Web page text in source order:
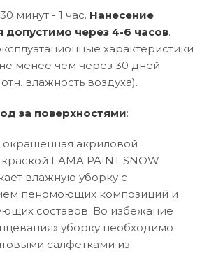
минут - 1 час. Нанесение
допустимо через 4-6 часов.
характеристики
менее чем через 30 дней
влажность воздуха).
за поверхностями:
окрашенная акриловой
FAMA PAINT SNOW
влажную уборку с
пеномоющих композиций и
составов. Во избежание
уборку необходимо
салфетками из